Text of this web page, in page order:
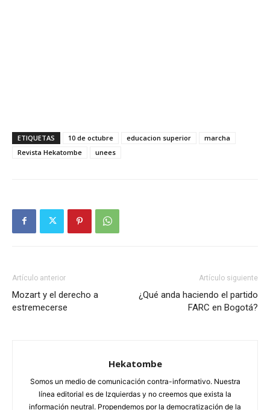
ETIQUETAS 10 de octubre educacion superior
marcha
Revista Hekatombe
unees
Artículo anterior
Mozart y el derecho a
estremecerse
Artículo siguiente
¿Qué anda haciendo el partido
FARC en Bogotá?
Hekatombe
Somos un medio de comunicación contra-informativo. Nuestra
línea editorial es de Izquierdas y no creemos que exista la
información neutral. Propendemos por la democratización de la